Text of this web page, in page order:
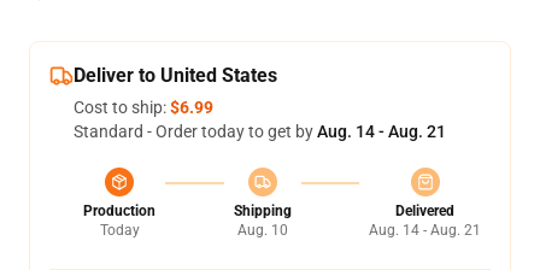
Deliver to United States
Cost to ship:$6.99
Standard - Order today to get byAug. 14 - Aug. 21
Production
Today
Shipping
Aug. 10
Delivered
Aug. 14 - Aug. 21